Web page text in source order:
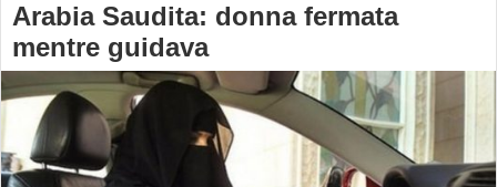
Arabia Saudita: donna fermata
mentre guidava